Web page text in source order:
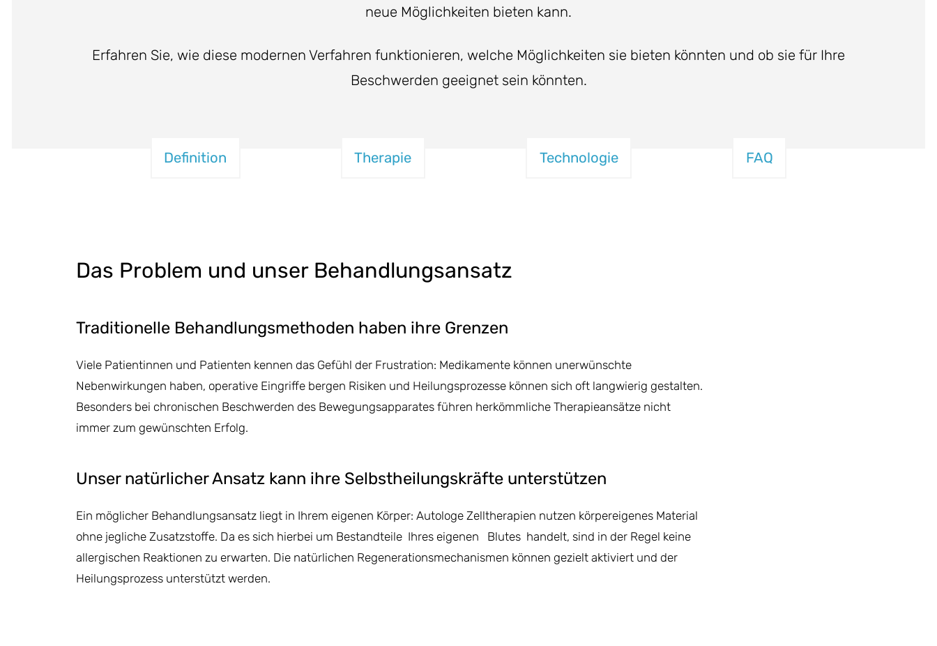
neue Möglichkeiten bieten kann.
Erfahren Sie, wie diese modernen Verfahren funktionieren, welche Möglichkeiten sie bieten könnten und ob sie für Ihre
Beschwerden geeignet sein könnten.
Definition Therapie Technologie FAQ
Das Problem und unser Behandlungsansatz
Traditionelle Behandlungsmethoden haben ihre Grenzen
Viele Patientinnen und Patienten kennen das Gefühl der Frustration: Medikamente können unerwünschte
Nebenwirkungen haben, operative Eingriffe bergen Risiken und Heilungsprozesse können sich oft langwierig gestalten.
Besonders bei chronischen Beschwerden des Bewegungsapparates führen herkömmliche Therapieansätze nicht
immer zum gewünschten Erfolg.
Unser natürlicher Ansatz kann ihre Selbstheilungskräfte unterstützen
Ein möglicher Behandlungsansatz liegt in Ihrem eigenen Körper: Autologe Zelltherapien nutzen körpereigenes Material
ohne jegliche Zusatzstoffe. Da es sich hierbei um Bestandteile Ihres eigenen Blutes handelt, sind in der Regel keine
allergischen Reaktionen zu erwarten. Die natürlichen Regenerationsmechanismen können gezielt aktiviert und der
Heilungsprozess unterstützt werden.